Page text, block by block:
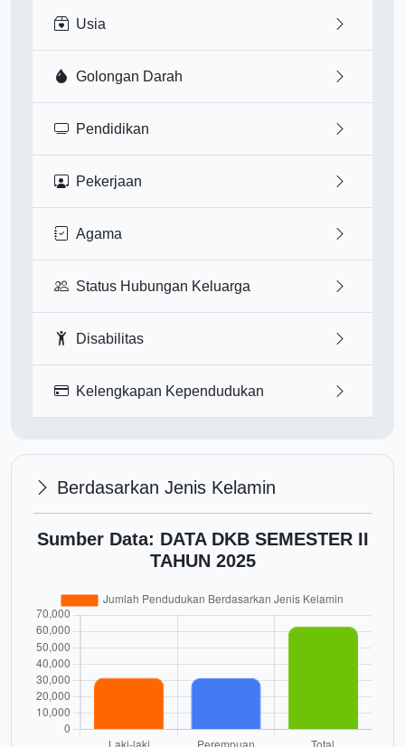
Usia
Golongan Darah
Pendidikan
Pekerjaan
Agama
Status Hubungan Keluarga
Disabilitas
Kelengkapan Kependudukan
Berdasarkan Jenis Kelamin
Sumber Data: DATA DKB SEMESTER II
TAHUN 2025